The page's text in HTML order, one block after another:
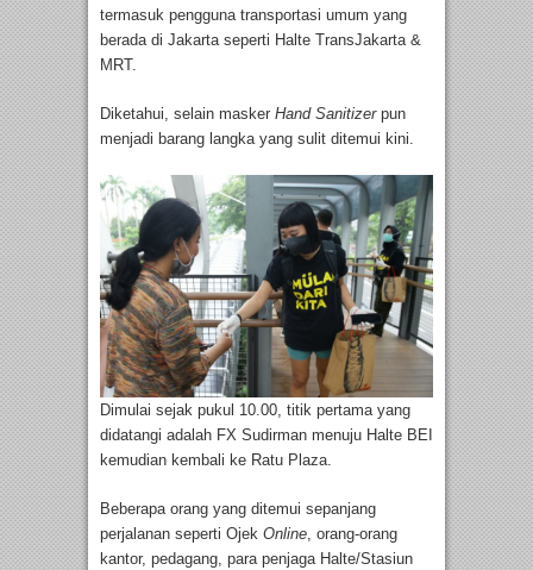
termasuk pengguna transportasi umum yang
berada di Jakarta seperti Halte TransJakarta &
MRT.
Diketahui, selain masker Hand Sanitizerpun
menjadi barang langka yang sulit ditemui kini.
Dimulai sejak pukul 10.00, titik pertama yang
didatangi adalah FX Sudirman menuju Halte BEI
kemudian kembali ke Ratu Plaza.
Beberapa orang yang ditemui sepanjang
perjalanan seperti Ojek Online , orang-orang
kantor, pedagang, para penjaga Halte/Stasiun